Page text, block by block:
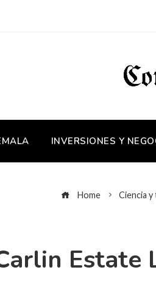
INVERSIONES Y
Home Ciencia
Estate